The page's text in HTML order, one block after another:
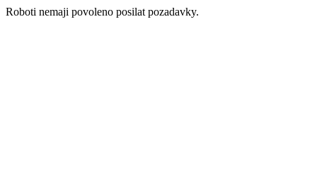
Roboti nemaji povoleno posilat pozadavky.